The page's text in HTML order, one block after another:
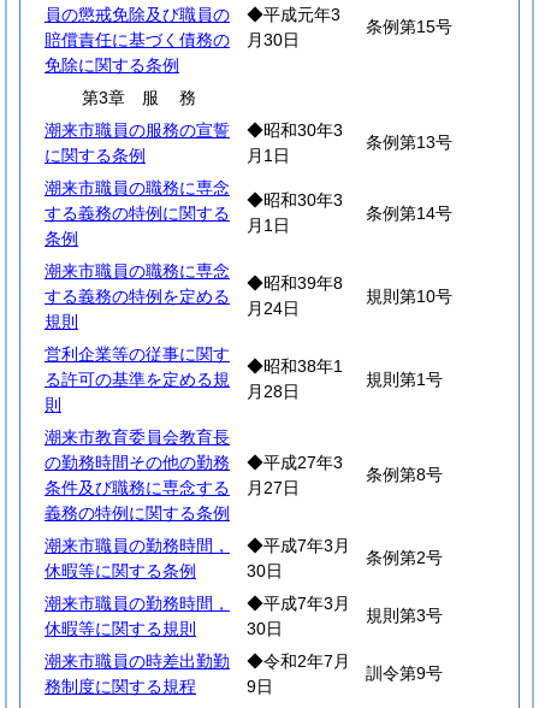
員の懲戒免除及び職員の
賠償責任に基づく債務の
免除に関する条例
◆平成元年3
月30日
条例第15号
第3章 服務
潮来市職員の服務の宣誓
に関する条例
◆昭和30年3
月1日
条例第13号
潮来市職員の職務に専念
する義務の特例に関する
条例
◆昭和30年3
月1日
条例第14号
潮来市職員の職務に専念
する義務の特例を定める
規則
◆昭和39年8
月24日
規則第10号
営利企業等の従事に関す
る許可の基準を定める規
則
◆昭和38年1
月28日
規則第1号
潮来市教育委員会教育長
の勤務時間その他の勤務
条件及び職務に専念する
義務の特例に関する条例
◆平成27年3
月27日
条例第8号
潮来市職員の勤務時間，
休暇等に関する条例
◆平成7年3月
30日
条例第2号
潮来市職員の勤務時間，
休暇等に関する規則
◆平成7年3月
30日
規則第3号
潮来市職員の時差出勤勤
務制度に関する規程
◆令和2年7月
9日
訓令第9号